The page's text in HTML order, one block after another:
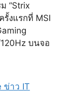
“Strix
รั้งแรกที่ MSI
บนจอ
ข่าว IT